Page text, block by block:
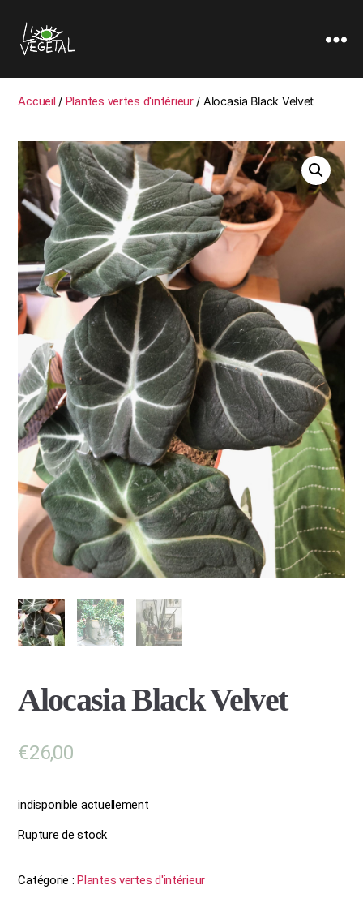
Accueil / Plantes vertes d'intérieur/ Alocasia Black Velvet
Alocasia Black Velvet
€26,00
indisponible actuellement
Rupture de stock
Catégorie : Plantes vertes d'intérieur